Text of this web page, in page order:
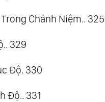
Chánh Niệm.. 325
329
Độ. 330
Độ.. 331